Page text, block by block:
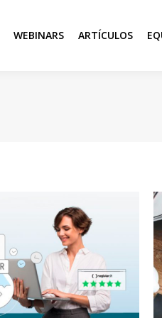
WEBINARS ARTÍCULOS